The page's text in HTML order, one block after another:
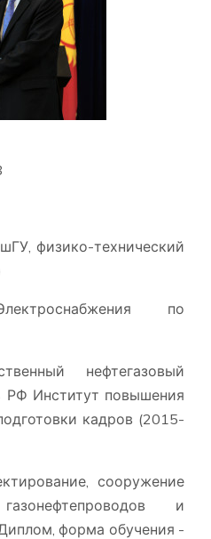
физико-технический
по
нефтегазовый
РФ Институт повышения
кадров (2015-
сооружение
и
форма обучения -